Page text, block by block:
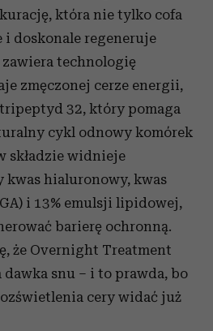
która nie tylko cofa
i doskonale regeneruje
zawiera technologię
zmęczonej cerze energii,
32, który pomaga
cykl odnowy komórek
składzie widnieje
kwas hialuronowy, kwas
i 13% emulsji lipidowej,
barierę ochronną.
że Overnight Treatment
dawka snu – i to prawda, bo
cery widać już